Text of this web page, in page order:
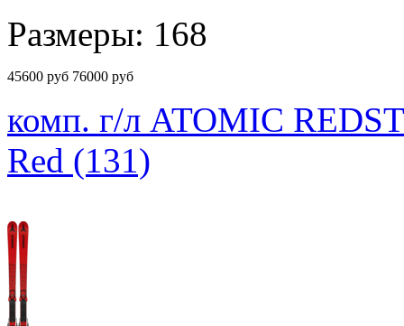
Размеры: 168
45600 руб 76000 руб
комп. г/л ATOMIC
Red (131)